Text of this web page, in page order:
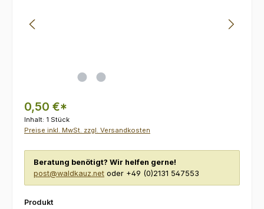
0,50 €*
Inhalt: 1 Stück
Preise inkl. MwSt. zzgl. Versandkosten
Beratung benötigt? Wir helfen gerne!
post@waldkauz.net oder +49 (0)2131 547553
Produktauswählen